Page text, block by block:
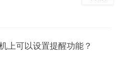
上可以设置提醒功能？